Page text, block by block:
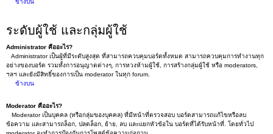
ข้างบน
ระดับผู้ใช้ และกลุ่มผู้ใช้
Administrator คืออะไร?
Administrator เป็นผู้ที่มีระดับสูงสุด ที่สามารถควบคุมบอร์ดทั้งหมด สามารถควบคุมการทำงานทุก
อย่างของบอร์ด รวมทั้งการอนุญาตต่างๆ, การหวงห้ามผู้ใช้, การสร้างกลุ่มผู้ใช้ หรือ moderators,
ฯลฯ และยังมีสิทธิ์ของการเป็น moderator ในทุก forum.
ข้างบน
Moderator คืออะไร?
Moderator เป็นบุคคล (หรือกลุ่มของบุคคล) ที่มีหน้าที่ตรวจสอบ บอร์ดสามารถแก้ไขหรือลบ
ข้อความ และสามารถล็อก, ปลดล็อก, ย้าย, ลบ และแยกหัวข้อใน บอร์ดที่ได้รับหน้าที่. โดยทั่วไป